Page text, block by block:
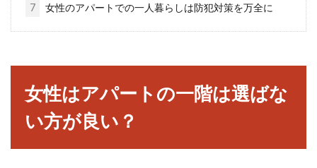
察に相談するべきか
アパートにお住まいの方は、隣に住む人から
「壁ドン」された経験がある方もいるでしょ
7 女性のアパートでの一人暮らしは防犯対策を万全に
女性はアパートの一階は選ばな
い方が良い？